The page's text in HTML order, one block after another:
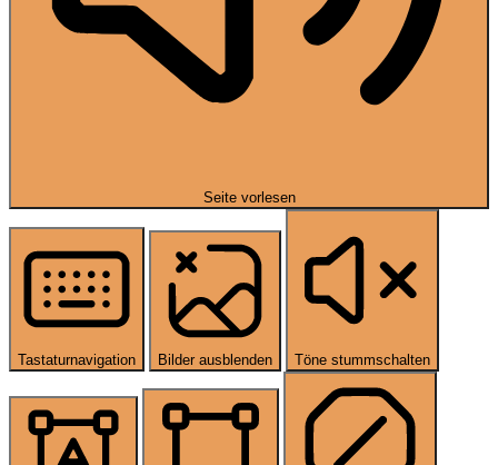
Seite vorlesen
Tastaturnavigation Bilder ausblenden Töne stummschalten